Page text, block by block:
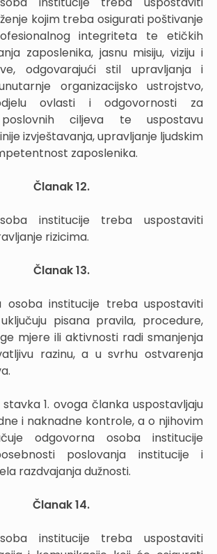
kojim treba osigurati poštivanje
integriteta te etičkih
zaposlenika, jasnu misiju, viziju i
odgovarajući stil upravljanja i
organizacijsko ustrojstvo,
ovlasti i odgovornosti za
ciljeva te uspostavu
izvještavanja, upravljanje ljudskim
zaposlenika.
Članak 12.
institucije treba uspostaviti
rizicima.
Članak 13.
osoba institucije treba uspostaviti
pisana pravila, procedure,
mjere ili aktivnosti radi smanjenja
razinu, a u svrhu ostvarenja
1. ovoga članka uspostavljaju
i naknadne kontrole, a o njihovim
odgovorna osoba institucije
poslovanja institucije i
razdvajanja dužnosti.
Članak 14.
institucije treba uspostaviti